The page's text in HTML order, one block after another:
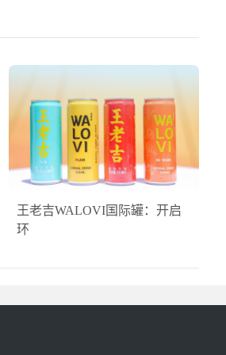
王老吉WALOVI国际罐：开启
环